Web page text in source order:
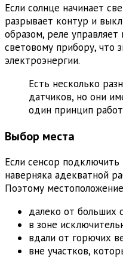
Если солнце начинает
разрывает контур и
образом, реле
световому прибору, что
электроэнергии.
Есть несколько
датчиков, но они
один принцип
Выбор места
Если сенсор подключить
наверняка адекватной
Поэтому
далеко от больших
в зоне
вдали от горючих
вне участков,